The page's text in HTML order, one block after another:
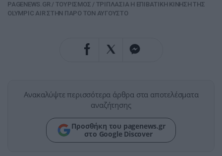
PAGENEWS.GR/ ΤΟΥΡΙΣΜΟΣ / ΤΡΙΠΛΑΣΙΑ Η ΕΠΙΒΑΤΙΚΗ ΚΙΝΗΣΗ ΤΗΣ
OLYMPIC AIR ΣΤΗΝ ΠΑΡΟ ΤΟΝ ΑΥΓΟΥΣΤΟ
Ανακαλύψτε περισσότερα άρθρα στα αποτελέσματα
αναζήτησης
Προσθήκη του pagenews.gr
στο Google Discover